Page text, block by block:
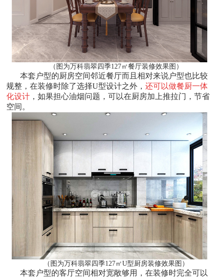
（图为万科翡翠四季127㎡餐厅装修效果图）
本套户型的厨房空间邻近餐厅而且相对来说户型也比较
规整，在装修时除了选择U型设计之外，还可以做餐厨一体
化设计 ，如果担心油烟问题，可以在厨房加上推拉门，节省
空间。
（图为万科翡翠四季127㎡U型厨房装修效果图）
本套户型的客厅空间相对宽敞够用，在装修时完全可以